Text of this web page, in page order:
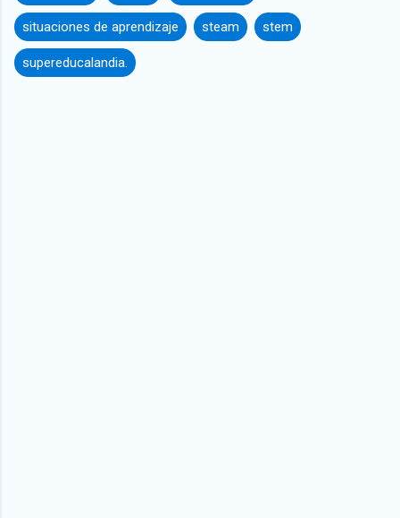
situaciones de aprendizaje steam stem
supereducalandia.